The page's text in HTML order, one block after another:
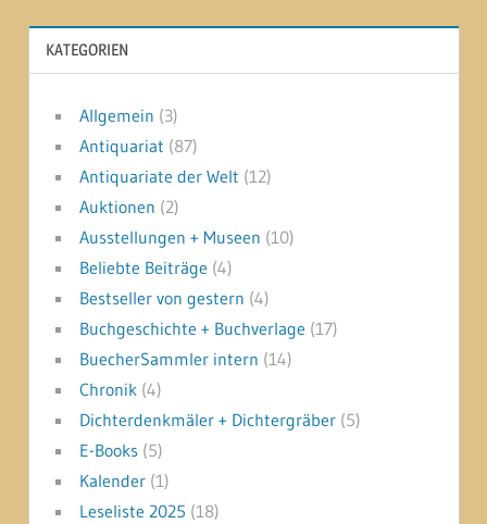
KATEGORIEN
Allgemein (3)
Antiquariat (87)
Antiquariate der Welt (12)
Auktionen (2)
Ausstellungen + Museen (10)
Beliebte Beiträge (4)
Bestseller von gestern (4)
Buchgeschichte + Buchverlage (17)
BuecherSammler intern (14)
Chronik(4)
Dichterdenkmäler + Dichtergräber(5)
E-Books(5)
Kalender(1)
Leseliste 2025 (18)